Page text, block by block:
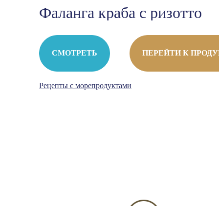
Фаланга краба с ризотто
СМОТРЕТЬ ПЕРЕЙТИ К
Рецепты с морепродуктами